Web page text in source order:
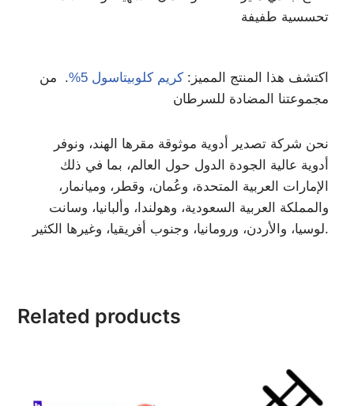
تحسسية طفيفة
اكتشف هذا المنتج المميز: كريم كلوبيتاسول 5%
. من
مجموعتنا المضادة للسرطان
نحن شركة تصدير أدوية موثوقة مقرها الهند، ونوفر
أدوية عالية الجودة الدول حول العالم، بما في ذلك
الإمارات العربية المتحدة، وعُمان، وقطر، وميانمار،
والمملكة العربية السعودية، وهولندا، وألبانيا، وسانت
لوسيا، والأردن، ورومانيا، وجنوب أفريقيا، وغيرها الكثير.
Related products